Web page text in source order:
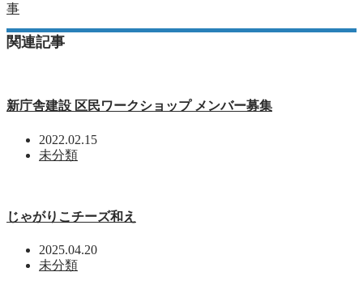
事
関連記事
新庁舎建設 区民ワークショップ メンバー募集
2022.02.15
未分類
じゃがりこチーズ和え
2025.04.20
未分類